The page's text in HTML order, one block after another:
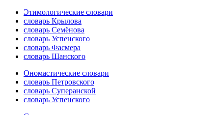
Этимологические словари
словарь Крылова
словарь Семёнова
словарь Успенского
словарь Фасмера
словарь Шанского
Ономастические словари
словарь Петровского
словарь Суперанской
словарь Успенского